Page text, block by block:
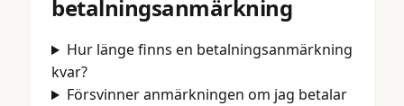
betalningsanmärkning
Hur länge finns en betalningsanmärkning
kvar?
Försvinner anmärkningen om jag betalar